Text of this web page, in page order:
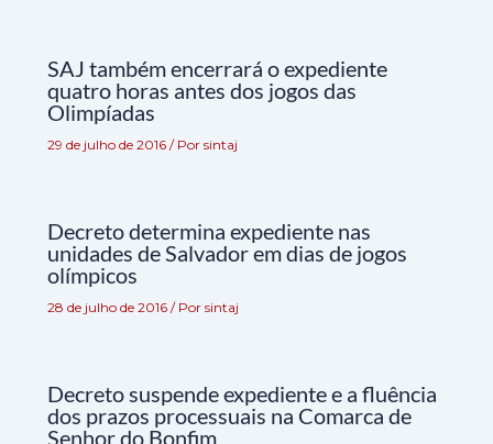
SAJ também encerrará o expediente
quatro horas antes dos jogos das
Olimpíadas
29 de julho de 2016 / Por sintaj
Decreto determina expediente nas
unidades de Salvador em dias de jogos
olímpicos
28 de julho de 2016 / Por sintaj
Decreto suspende expediente e a fluência
dos prazos processuais na Comarca de
Senhor do Bonfim